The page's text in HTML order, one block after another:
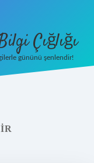
Çığlığı
gününü şenlendir!